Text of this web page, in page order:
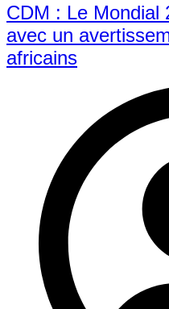
CDM : Le Mondial
avec un
africains